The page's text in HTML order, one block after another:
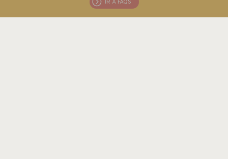
IR A FAQS